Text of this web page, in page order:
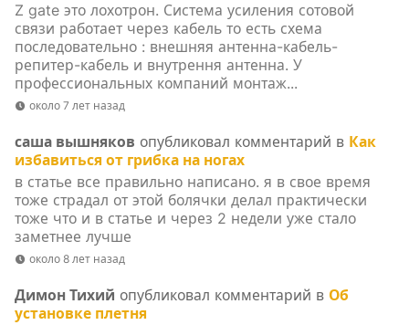
Z gate это лохотрон. Система усиления сотовой
связи работает через кабель то есть схема
последовательно : внешняя антенна-кабель-
репитер-кабель и внутрення антенна. У
профессиональных компаний монтаж...
около 7 лет назад
саша вышняков опубликовал комментарий в Как
избавиться от грибка на ногах
в статье все правильно написано. я в свое время
тоже страдал от этой болячки делал практически
тоже что и в статье и через 2 недели уже стало
заметнее лучше
около 8 лет назад
Димон Тихий опубликовал комментарий в Об
установке плетня